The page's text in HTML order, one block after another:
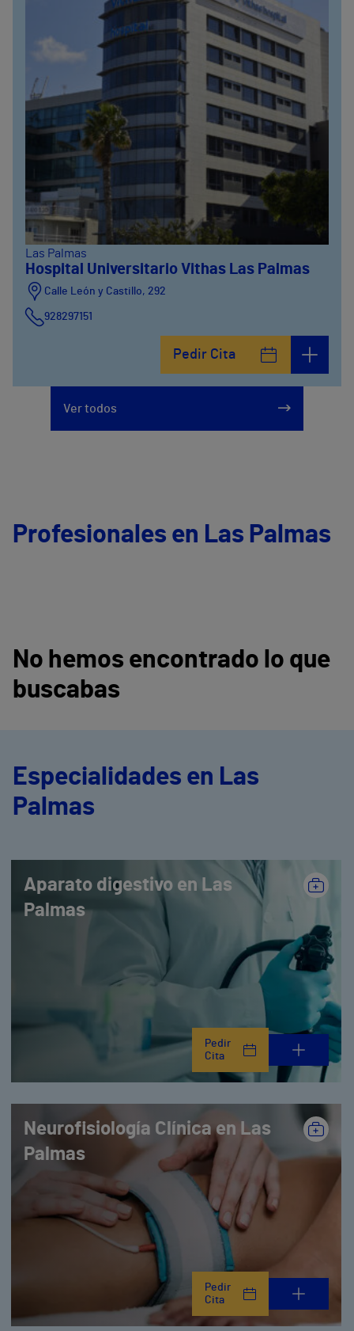
Las Palmas
Hospital Universitario Vithas Las Palmas
Calle León y Castillo, 292
928297151
Pedir Cita
Ver todos
Profesionales en Las Palmas
No hemos encontrado lo que
buscabas
Especialidades en Las
Palmas
Aparato digestivo en Las
Palmas
Pedir
Cita
Neurofisiología Clínica en Las
Palmas
Pedir
Cita